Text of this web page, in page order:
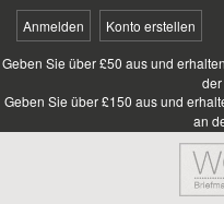
Anmelden Konto erstellen
Geben Sie über £50 aus und
Geben Sie über £150 aus und
an